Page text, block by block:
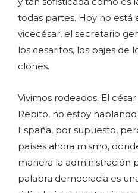
todas partes. Hoy no está
vicecésar, el secretario
los cesaritos, los pajes de
clones.
Vivimos rodeados. El
Repito, no estoy
España, por supuesto,
países ahora mismo,
manera la administración
palabra democracia es